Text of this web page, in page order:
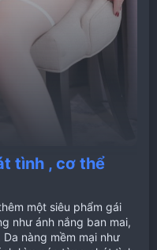
tình , cơ thể
một siêu phẩm gái
như ánh nắng ban mai,
nàng mềm mại như